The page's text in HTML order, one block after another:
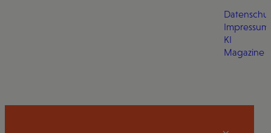
Impressum
KI
Magazine